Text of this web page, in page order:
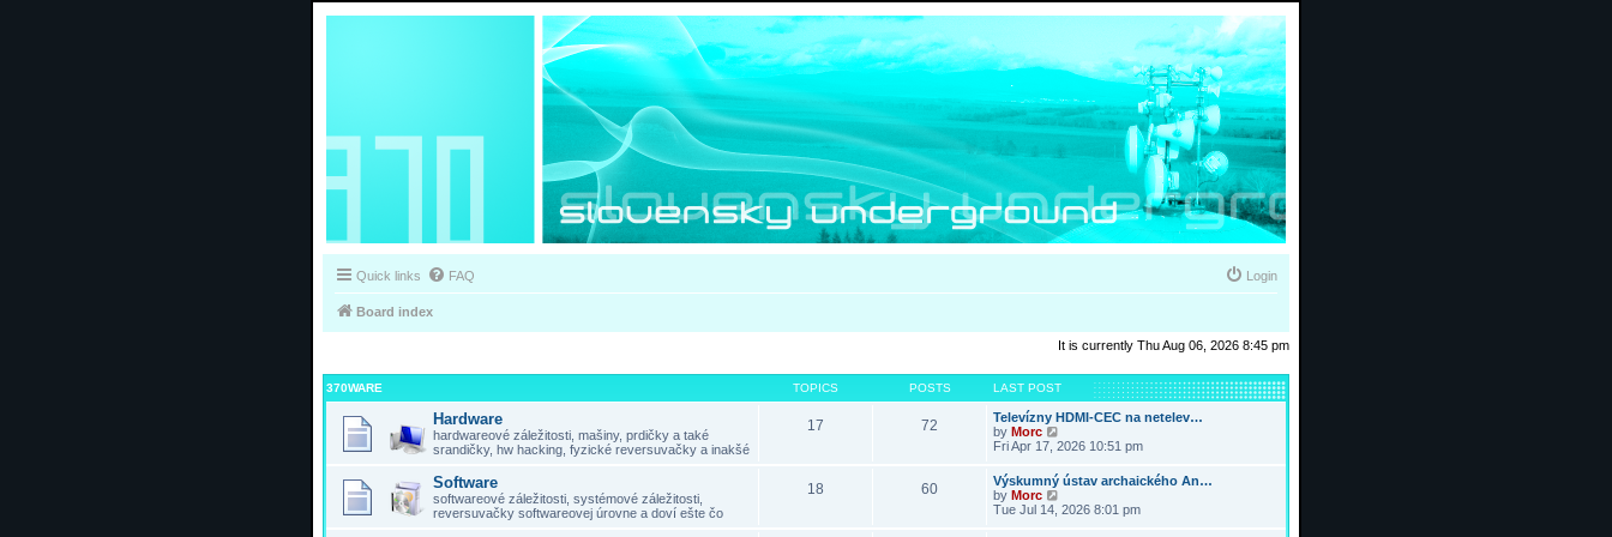
Quick links FAQ Login
Board index
It is currently Thu Aug 06, 2026 8:45 pm
370WARE TOPICS POSTS LAST POST
Hardware
hardwareové záležitosti, mašiny, prdičky a také
srandičky, hw hacking, fyzické reversuvačky a inakšé
17 72
Televízny HDMI-CEC na netelev…
by Morc
i
w
t
h
e
Fri Apr 17, 2026 10:51 pm
Software
softwareové záležitosti, systémové záležitosti,
reversuvačky softwareovej úrovne a doví ešte čo
18 60
Výskumný ústav archaického An…
by Morc
i
Tue Jul 14, 2026 8:01 pm